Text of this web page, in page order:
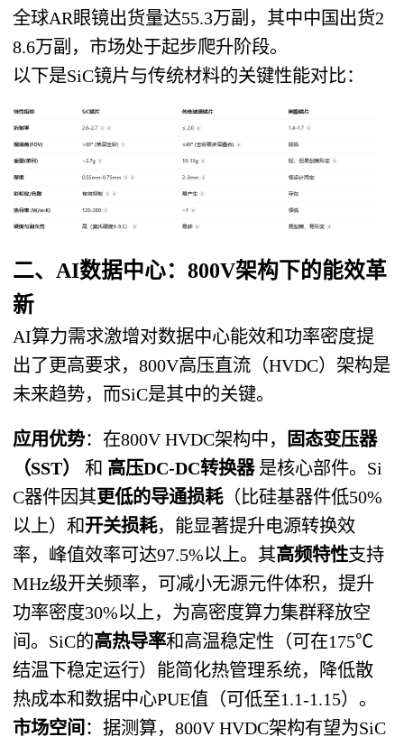
全球AR眼镜出货量达55.3万副，其中中国出货2
8.6万副，市场处于起步爬升阶段。
以下是SiC镜片与传统材料的关键性能对比：
二、AI数据中心：800V架构下的能效革
新
AI算力需求激增对数据中心能效和功率密度提
出了更高要求，800V高压直流（HVDC）架构是
未来趋势，而SiC是其中的关键。
应用优势​：在800V HVDC架构中，​
固态变压器
（SST）​
​ 和 ​ 高压DC-DC转换器​ 是核心部件。Si
C器件因其更低的导通损耗​（比硅基器件低50%
以上）和开关损耗，能显著提升电源转换效
率，峰值效率可达97.5%以上。其高频特性支持
MHz级开关频率，可减小无源元件体积，提升
功率密度30%以上，为高密度算力集群释放空
间。SiC的高热导率和高温稳定性（可在175℃
结温下稳定运行）能简化热管理系统，降低散
热成本和数据中心PUE值（可低至1.1-1.15）。
市场空间 ​：据测算，800V HVDC架构有望为SiC